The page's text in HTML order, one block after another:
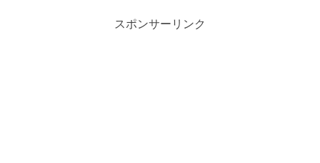
スポンサーリンク